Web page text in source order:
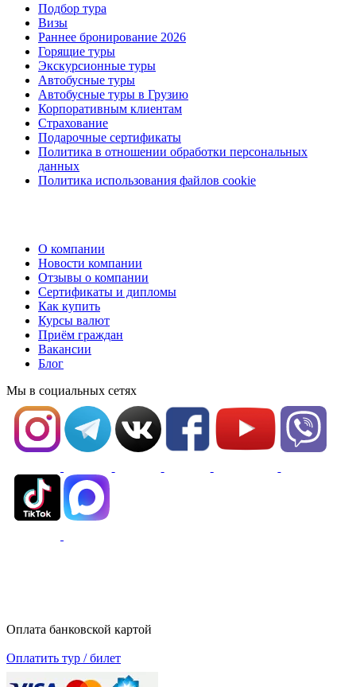
Подбор тура
Визы
Раннее бронирование 2026
Горящие туры
Экскурсионные туры
Автобусные туры
Автобусные туры в Грузию
Корпоративным клиентам
Страхование
Подарочные сертификаты
Политика в отношении обработки персональных
данных
Политика использования файлов cookie
О компании
Новости компании
Отзывы о компании
Сертификаты и дипломы
Как купить
Курсы валют
Приём граждан
Вакансии
Блог
Мы в социальных сетях
Оплата банковской картой
Оплатить тур / билет